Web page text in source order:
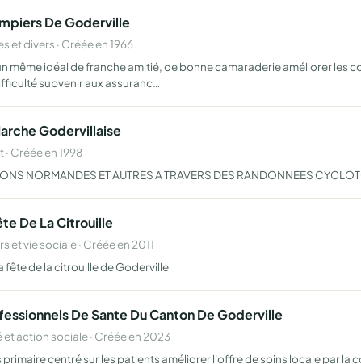
De Goderville
et divers · Créée en 1966
même idéal de franche amitié, de bonne camaraderie améliorer les
subvenir aux assuranc…
Godervillaise
· Créée en 1998
NORMANDES ET AUTRES A TRAVERS DES RANDONNEES
De La Citrouille
et vie sociale · Créée en 2011
fête de la citrouille de Goderville
De Sante Du Canton De Goderville
et action sociale · Créée en 2023
primaire centré sur les patients améliorer l'offre de soins locale par